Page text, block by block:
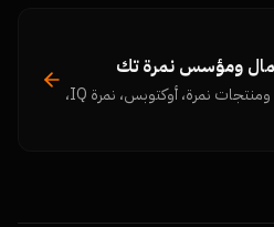
ومؤسس نمرة تك
اقرأ السيرة الكاملة، الرؤية، ومنتجات نمرة، أوكتوبس، نمرة IQ،